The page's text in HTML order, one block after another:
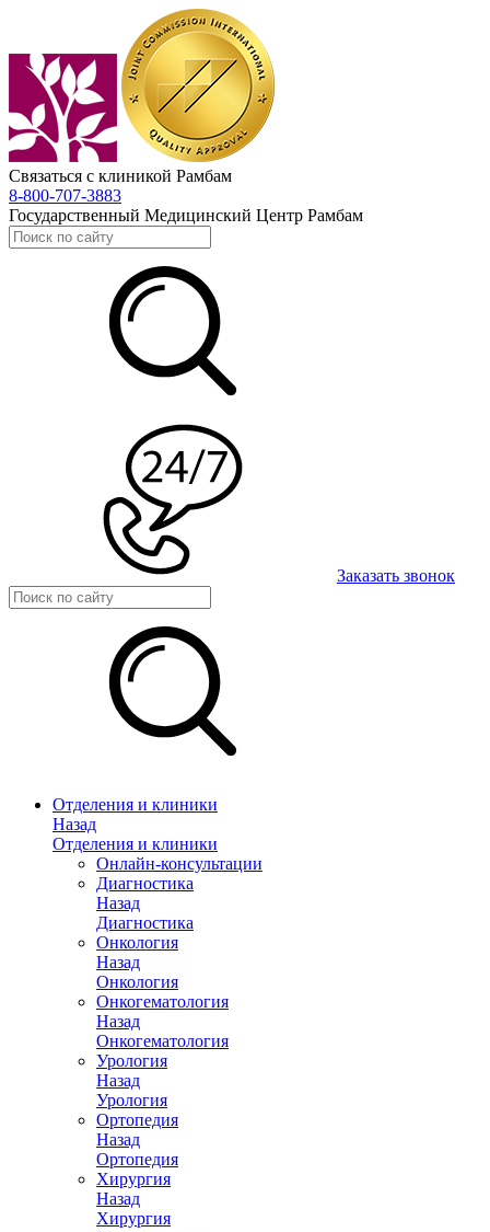
Связаться с клиникой Рамбам
8-800-707-3883
Государственный Медицинский Центр Рамбам
Заказать звонок
Отделения и клиники
Назад
Отделения и клиники
Онлайн-консультации
Диагностика
Назад
Диагностика
Онкология
Назад
Онкология
Онкогематология
Назад
Онкогематология
Урология
Назад
Урология
Ортопедия
Назад
Ортопедия
Хирургия
Назад
Хирургия